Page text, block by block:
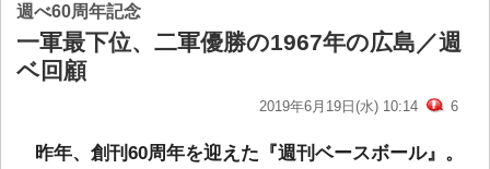
週べ60周年記念
一軍最下位、二軍優勝の1967年の広島／週
ベ回顧
2019年6月19日(水) 10:14 6
昨年、創刊60周年を迎えた『週刊ベースボール』。